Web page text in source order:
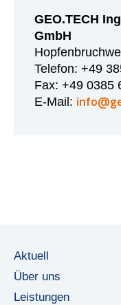
GEO.TECH
GmbH
Telefon: +49
Fax: +49 0385
E‑Mail:
Aktuell
Über uns
Leistungen